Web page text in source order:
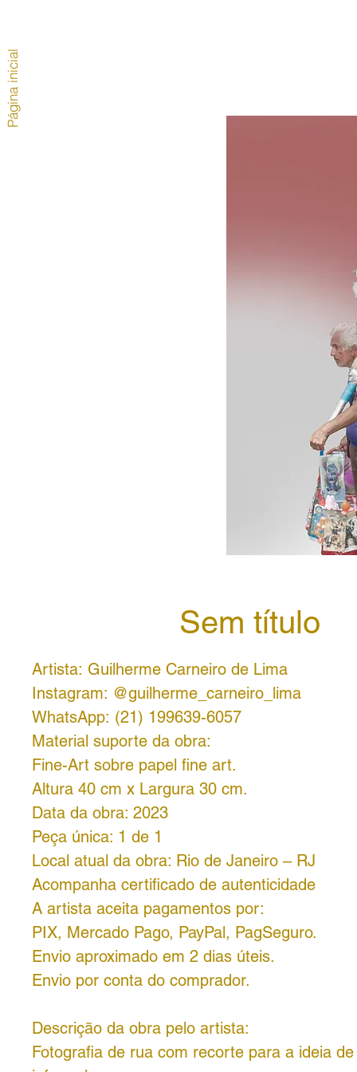
Sem título
Artista: Guilherme Carneiro de Lima
Instagram: @guilherme_carneiro_lima
WhatsApp: (21) 199639-6057
Material suporte da obra:
Fine-Art sobre papel fine art.
Altura 40 cm x Largura 30 cm.
Data da obra: 2023
Peça única: 1 de 1
Local atual da obra: Rio de Janeiro – RJ
Acompanha certificado de autenticidade
A artista aceita pagamentos por:
PIX, Mercado Pago, PayPal, PagSeguro.
Envio aproximado em 2 dias úteis.
Envio por conta do comprador.
Descrição da obra pelo artista:
Fotografia de rua com recorte para a ideia
Página inicial